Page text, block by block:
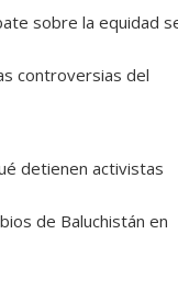
sobre la equidad
controversias del
detienen activistas
de Baluchistán en